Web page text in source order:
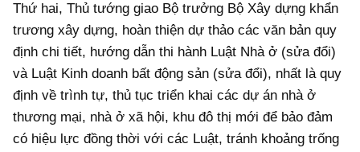
Thứ hai, Thủ tướng giao Bộ trưởng Bộ Xây dựng khẩn
trương xây dựng, hoàn thiện dự thảo các văn bản quy
định chi tiết, hướng dẫn thi hành Luật Nhà ở (sửa đổi)
và Luật Kinh doanh bất động sản (sửa đổi), nhất là quy
định về trình tự, thủ tục triển khai các dự án nhà ở
thương mại, nhà ở xã hội, khu đô thị mới để bảo đảm
có hiệu lực đồng thời với các Luật, tránh khoảng trống